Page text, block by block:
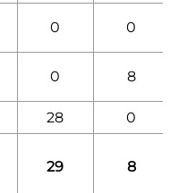
0 0
0 8
28
0
29 8